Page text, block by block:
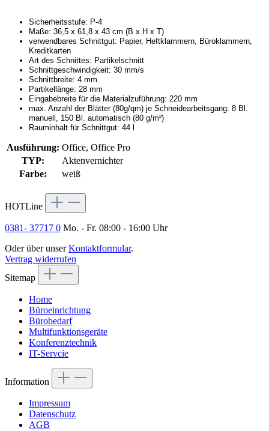
Sicherheitsstufe: P-4
Maße: 36,5 x 61,8 x 43 cm (B x H x T)
verwendbares Schnittgut: Papier, Heftklammern, Büroklammern,
Kreditkarten
Art des Schnittes: Partikelschnitt
Schnittgeschwindigkeit: 30 mm/s
Schnittbreite: 4 mm
Partikellänge: 28 mm
Eingabebreite für die Materialzuführung: 220 mm
max. Anzahl der Blätter (80g/qm) je Schneidearbeitsgang: 8 Bl.
manuell, 150 Bl. automatisch (80 g/m²)
Rauminhalt für Schnittgut: 44 l
Ausführung: Office, Office Pro
TYP:
Aktenvernichter
Farbe:
weiß
HOTLine
0381- 37717 0 Mo. - Fr. 08:00 - 16:00 Uhr
Oder über unserKontaktformular.
Vertrag widerrufen
Sitemap
Home
Büroeinrichtung
Bürobedarf
Multifunktionsgeräte
Konferenztechnik
IT-Servcie
Information
Impressum
Datenschutz
AGB